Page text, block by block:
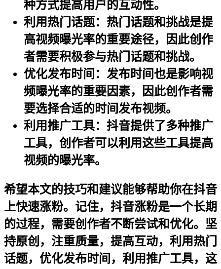
种方式提高用户的互动性。
利用热门话题：热门话题和挑战是提
高视频曝光率的重要途径，因此创作
者需要积极参与热门话题和挑战。
优化发布时间 ：发布时间也是影响视
频曝光率的重要因素，因此创作者需
要选择合适的时间发布视频。
利用推广工具：抖音提供了多种推广
工具，创作者可以利用这些工具提高
视频的曝光率。
希望本文的技巧和建议能够帮助你在抖音
上快速涨粉。记住，抖音涨粉是一个长期
的过程，需要创作者不断尝试和优化。坚
持原创，注重质量，提高互动，利用热门
话题，优化发布时间，利用推广工具，这